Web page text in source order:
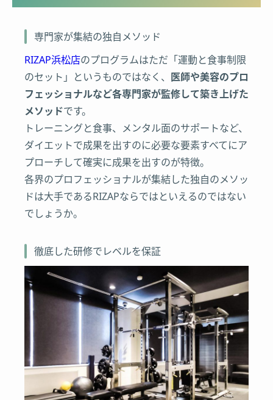
専門家が集結の独自メソッド
RIZAP浜松店のプログラムはただ「運動と食事制限
のセット」というものではなく、 医師や美容のプロ
フェッショナルなど各専門家が監修して築き上げた
メソッドです。
トレーニングと食事、メンタル面のサポートなど、
ダイエットで成果を出すのに必要な要素すべてにア
プローチして確実に成果を出すのが特徴。
各界のプロフェッショナルが集結した独自のメソッ
ドは大手であるRIZAPならではといえるのではない
でしょうか。
徹底した研修でレベルを保証